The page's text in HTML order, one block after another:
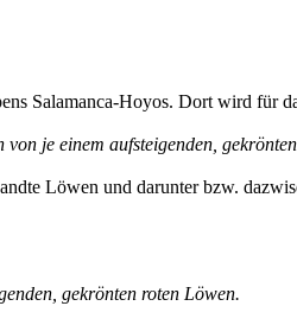
Salamanca-Hoyos. Dort wird für
von je einem aufsteigenden,
Löwen und darunter bzw.
gekrönten roten Löwen.